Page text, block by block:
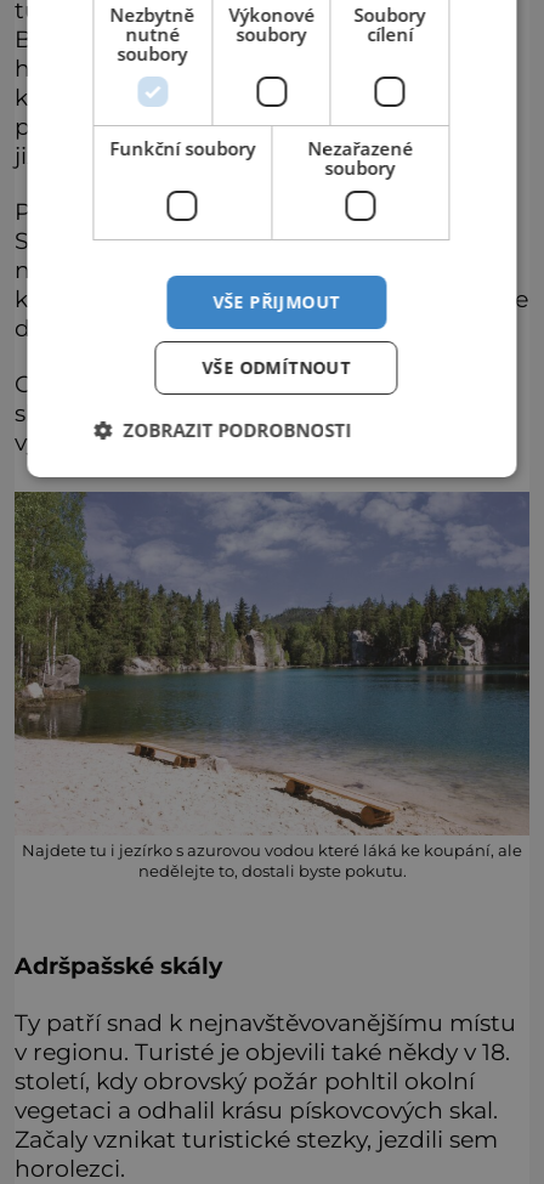
tu vede nejstarší turistická stezka
Broumovska. Procházet budete skalnatým
hřebenem s mnoha vyhlídkami po dávných
kamenných stezkách dlážděných
pískovcem, které tu vybudovali benediktýni
již v 18. století.
Povede vás i k barokní kapli Panny Marie
Sněžné,, jejíž půdorys dal tomuto místu
název Hvězda. Hned u kaple je ochoz, ze
kterého je krásný výhled do okolní krajiny, ale
dohlédnete i do Polska.
Odtud je už jen kousek k nedalekému
skalnímu městu v Kovářově rokli a na další
vyhlídku, které se říká Supí hnízdo.
Najdete tu i jezírko s azurovou vodou které láká ke koupání, ale
nedělejte to, dostali byste pokutu.
Adršpašské skály
Ty patří snad k nejnavštěvovanějšímu místu
v regionu. Turisté je objevili také někdy v 18.
století, kdy obrovský požár pohltil okolní
vegetaci a odhalil krásu pískovcových skal.
Začaly vznikat turistické stezky, jezdili sem
horolezci.
Nezbytně
nutné
soubory
Výkonové
soubory
Soubory
cílení
Funkční soubory
Nezařazené
soubory
VŠE PŘIJMOUT
VŠE ODMÍTNOUT
ZOBRAZIT PODROBNOSTI